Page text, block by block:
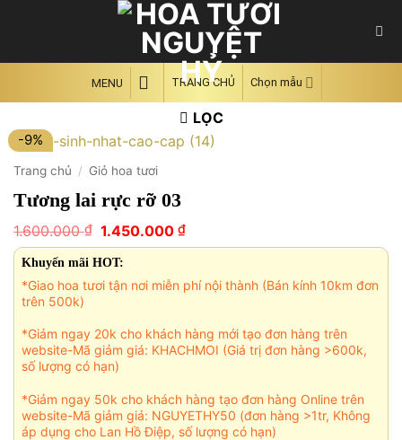
MENU TRANG CHỦ Chọn mẫu
LỌC
-9%
Trang chủ / Giỏ hoa tươi
Tương lai rực rỡ 03
1.600.000₫ Giá
gốc
là:
1.600.000 ₫.
1.450.000 ₫Giá
hiện
1.450.000 ₫.
Khuyến mãi HOT:
*Giao hoa tươi tận nơi miễn phí nội thành (Bán kính 10km đơn
trên 500k)
*Giảm ngay 20k cho khách hàng mới tạo đơn hàng trên
website-Mã giảm giá: KHACHMOI (Giá trị đơn hàng >600k,
số lượng có hạn)
*Giảm ngay 50k cho khách hàng tạo đơn hàng Online trên
website-Mã giảm giá: NGUYETHY50 (đơn hàng >1tr, Không
áp dụng cho Lan Hồ Điệp, số lượng có hạn)